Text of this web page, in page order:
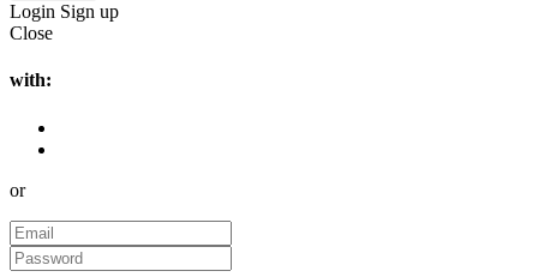
Login Sign up
Close
with:
or